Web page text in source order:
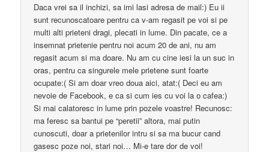
Daca vrei sa il inchizi, sa imi lasi adresa de mail:) Eu ii
sunt recunoscatoare pentru ca v-am regasit pe voi si pe
multi alti prieteni dragi, plecati in lume. Din pacate, ce a
insemnat prietenie pentru noi acum 20 de ani, nu am
regasit acum si ma doare. Nu am cu cine iesi la un suc in
oras, pentru ca singurele mele prietene sunt foarte
ocupate:( Si am doar vreo doua aici, atat:( Deci eu am
nevoie de Facebook, e ca si cum ies cu voi la o cafea:)
Si mai calatoresc in lume prin pozele voastre! Recunosc:
ma feresc sa bantui pe “peretii” altora, mai putin
cunoscuti, doar a prietenilor intru si sa ma bucur cand
gasesc poze noi, stari noi… Mi-e tare dor de voi!